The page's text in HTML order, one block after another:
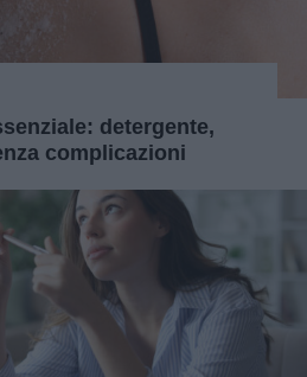
detergente,
complicazioni